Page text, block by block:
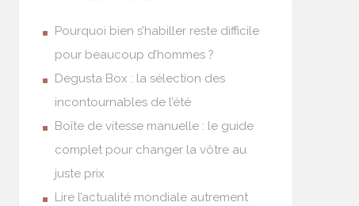
Pourquoi bien s’habiller reste difficile
pour beaucoup d’hommes ?
Degusta Box : la sélection des
incontournables de l’été
Boîte de vitesse manuelle : le guide
complet pour changer la vôtre au
juste prix
Lire l’actualité mondiale autrement